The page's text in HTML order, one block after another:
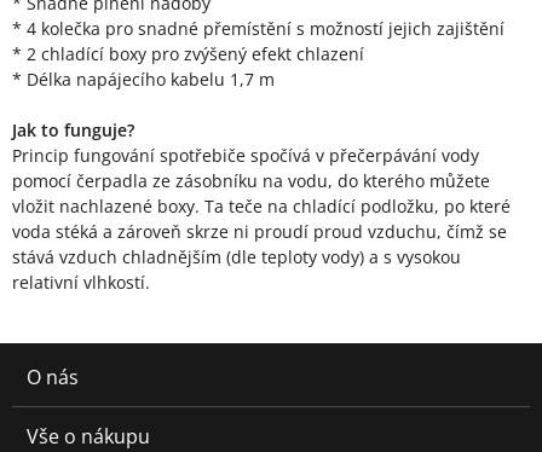
* 4 kolečka pro snadné přemístění s možností jejich zajištění
* 2 chladící boxy pro zvýšený efekt chlazení
* Délka napájecího kabelu 1,7 m
Jak to funguje?
Princip fungování spotřebiče spočívá v přečerpávání vody
pomocí čerpadla ze zásobníku na vodu, do kterého můžete
vložit nachlazené boxy. Ta teče na chladící podložku, po které
voda stéká a zároveň skrze ni proudí proud vzduchu, čímž se
stává vzduch chladnějším (dle teploty vody) a s vysokou
relativní vlhkostí.
O nás
Vše o nákupu